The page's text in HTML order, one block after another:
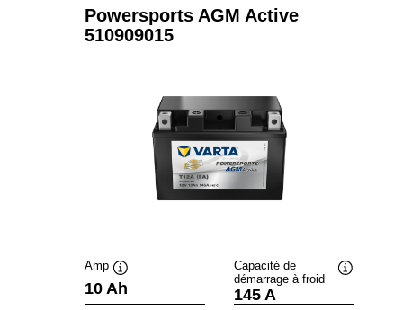
Powersports AGM Active
510909015
Amp
Infobulle
10 Ah
Capacité de
démarrage à froid
145 A